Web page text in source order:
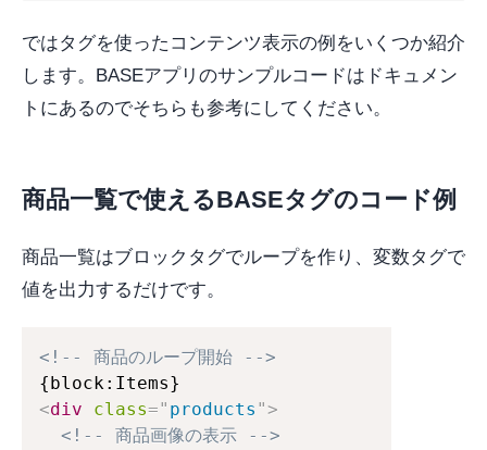
ではタグを使ったコンテンツ表示の例をいくつか紹介
します。BASEアプリのサンプルコードはドキュメン
トにあるのでそちらも参考にしてください。
商品一覧で使えるBASEタグのコード例
商品一覧はブロックタグでループを作り、変数タグで
値を出力するだけです。
<!-- 商品のループ開始 -->
<div class=" products ">
<!-- 商品画像の表示 -->